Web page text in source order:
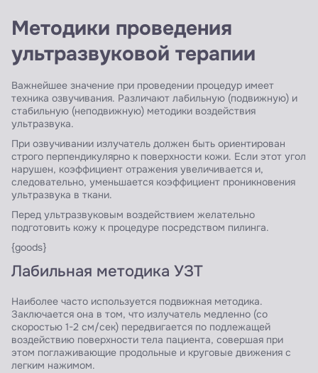
Методики проведения
ультразвуковой терапии
Важнейшее значение при проведении процедур имеет
техника озвучивания. Различают лабильную (подвижную) и
стабильную (неподвижную) методики воздействия
ультразвука.
При озвучивании излучатель должен быть ориентирован
строго перпендикулярно к поверхности кожи. Если этот угол
нарушен, коэффициент отражения увеличивается и,
следовательно, уменьшается коэффициент проникновения
ультразвука в ткани.
Перед ультразвуковым воздействием желательно
подготовить кожу к процедуре посредством пилинга.
{goods}
Лабильная методика УЗТ
Наиболее часто используется подвижная методика.
Заключается она в том, что излучатель медленно (со
скоростью 1-2 см/сек) передвигается по подлежащей
воздействию поверхности тела пациента, совершая при
этом поглаживающие продольные и круговые движения с
легким нажимом.